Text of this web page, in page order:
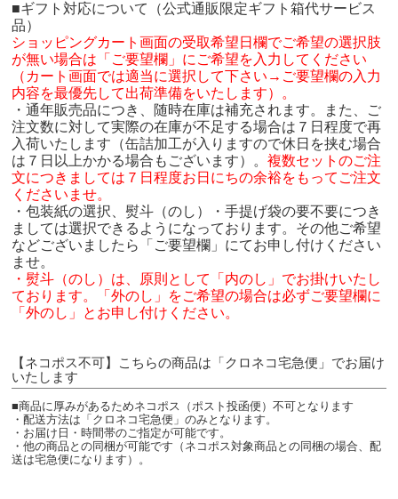
■ギフト対応について（公式通販限定ギフト箱代サービス
品）
ショッピングカート画面の受取希望日欄でご希望の選択肢
が無い場合は「ご要望欄」にご希望を入力してください
（カート画面では適当に選択して下さい→ご要望欄の入力
内容を最優先して出荷準備をいたします）。
・通年販売品につき、随時在庫は補充されます。また、ご
注文数に対して実際の在庫が不足する場合は７日程度で再
入荷いたします（缶詰加工が入りますので休日を挟む場合
は７日以上かかる場合もございます）。複数セットのご注
文につきましては７日程度お日にちの余裕をもってご注文
くださいませ。
・包装紙の選択、熨斗（のし）・手提げ袋の要不要につき
ましては選択できるようになっております。その他ご希望
などございましたら「ご要望欄」にてお申し付けください
ませ。
・熨斗（のし）は、原則として「内のし」でお掛けいたし
ております。「外のし」をご希望の場合は必ずご要望欄に
「外のし」とお申し付けください。
【ネコポス不可】こちらの商品は「クロネコ宅急便」でお届け
いたします
■商品に厚みがあるためネコポス（ポスト投函便）不可となります
・配送方法は「クロネコ宅急便」のみとなります。
・お届け日・時間帯のご指定が可能です。
・他の商品との同梱が可能です（ネコポス対象商品との同梱の場合、配
送は宅急便になります）。